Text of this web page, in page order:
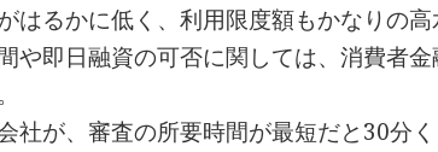
はるかに低く、利用限度額もかなりの
や即日融資の可否に関しては、消費者
社が、審査の所要時間が最短だと30分